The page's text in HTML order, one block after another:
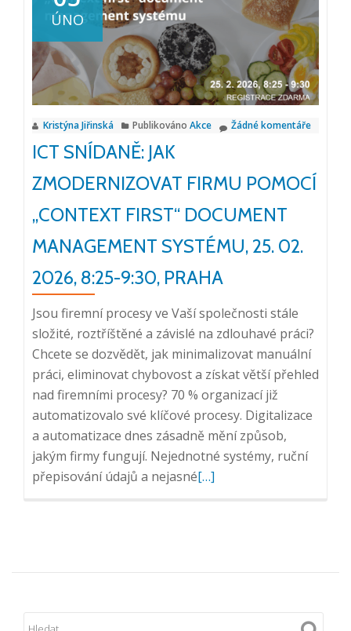
ÚNO
Kristýna Jiřinská Publikováno Akce Žádné komentáře
ICT SNÍDANĚ: JAK
ZMODERNIZOVAT FIRMU POMOCÍ
„CONTEXT FIRST“ DOCUMENT
MANAGEMENT SYSTÉMU, 25. 02.
2026, 8:25-9:30, PRAHA
Jsou firemní procesy ve Vaší společnosti stále
složité, roztříštěné a závislé na zdlouhavé práci?
Chcete se dozvědět, jak minimalizovat manuální
práci, eliminovat chybovost a získat větší přehled
nad firemními procesy? 70 % organizací již
automatizovalo své klíčové procesy. Digitalizace
a automatizace dnes zásadně mění způsob,
jakým firmy fungují. Nejednotné systémy, ruční
přepisování údajů a nejasnéPřečtěte
snídaně:
zmodernizovat
[…]